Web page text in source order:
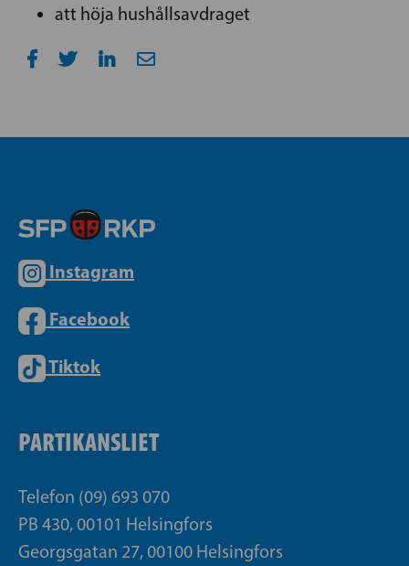
att höja hushållsavdraget
Instagram
Facebook
Tiktok
PARTIKANSLIET
Telefon (09) 693 070
PB 430, 00101 Helsingfors
Georgsgatan 27, 00100 Helsingfors